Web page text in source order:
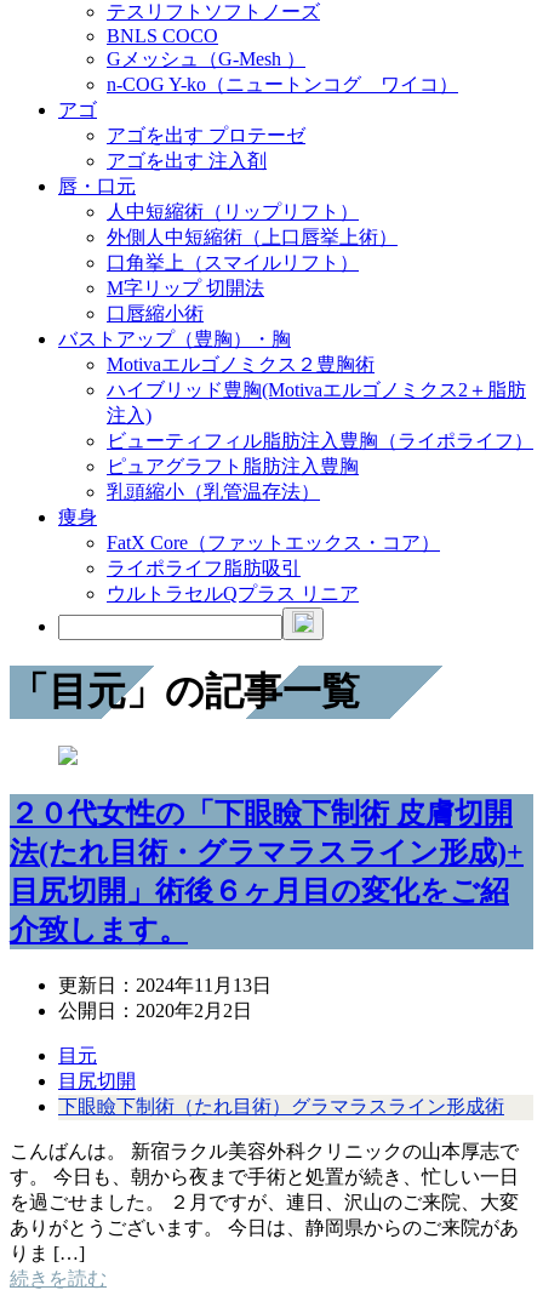
テスリフトソフトノーズ
BNLS COCO
Gメッシュ（G-Mesh ）
n-COG Y-ko（ニュートンコグ ワイコ）
アゴ
アゴを出す プロテーゼ
アゴを出す 注入剤
唇・口元
人中短縮術（リップリフト）
外側人中短縮術（上口唇挙上術）
口角挙上（スマイルリフト）
M字リップ 切開法
口唇縮小術
バストアップ（豊胸）・胸
Motivaエルゴノミクス２豊胸術
ハイブリッド豊胸(Motivaエルゴノミクス2＋脂肪
注入)
ビューティフィル脂肪注入豊胸（ライポライフ）
ピュアグラフト脂肪注入豊胸
乳頭縮小（乳管温存法）
痩身
FatX Core（ファットエックス・コア）
ライポライフ脂肪吸引
ウルトラセルQプラス リニア
「目元」の記事一覧
２０代女性の「下眼瞼下制術 皮膚切開
法(たれ目術・グラマラスライン形成)+
目尻切開」術後６ヶ月目の変化をご紹
介致します。
更新日： 2024年11月13日
公開日： 2020年2月2日
目元
目尻切開
下眼瞼下制術（たれ目術）グラマラスライン形成術
こんばんは。 新宿ラクル美容外科クリニックの山本厚志で
す。 今日も、朝から夜まで手術と処置が続き、忙しい一日
を過ごせました。 ２月ですが、連日、沢山のご来院、大変
ありがとうございます。 今日は、静岡県からのご来院があ
りま […]
続きを読む